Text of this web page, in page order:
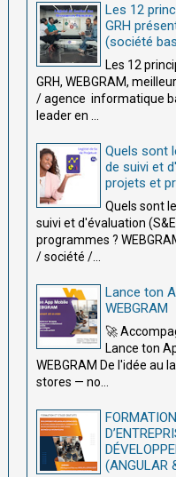
Les 12
GRH
(société
Les 12
GRH, WEBGRAM,
/ agence informatique
leader en ...
Quels sont
de suivi et
projets et
Quels sont
suivi et d'évaluation
programmes ?
/ société /...
Lance ton
WEBGRAM
🚀
Lance ton
WEBGRAM De l'idée au
stores — no...
(ANGULAR